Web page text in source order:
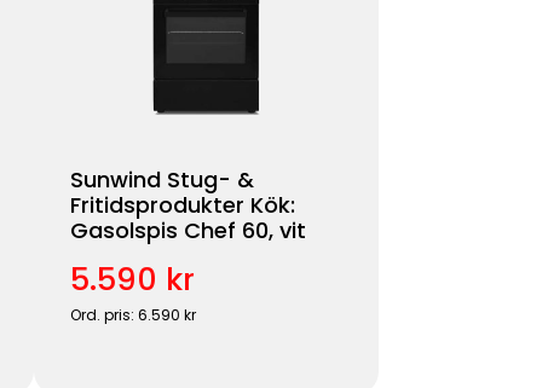
Sunwind Stug- &
Fritidsprodukter Kök:
Gasolspis Chef 60, vit
5.590 kr
Ord. pris: 6.590 kr